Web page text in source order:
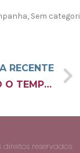
, Sem
RECENTE
BENVINDO O TEMPO QUE SE CHAMA HOJE
reservados.